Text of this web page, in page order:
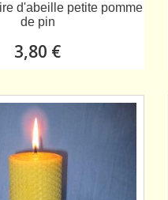
d'abeille petite pomme
de pin
3,80 €